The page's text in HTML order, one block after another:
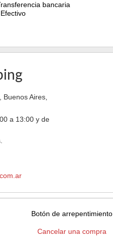
bancaria
Aires,
a 13:00 y de
Botón de arrepentimiento
Cancelar una compra